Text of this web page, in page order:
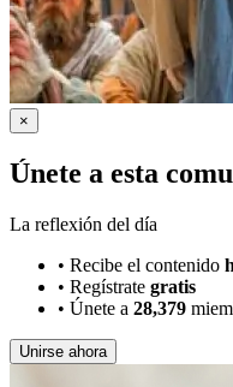
×
Únete a esta
La reflexión del día
• Recibe el contenido
• Regístrate gratis
• Únete a 28,379
Unirse ahora